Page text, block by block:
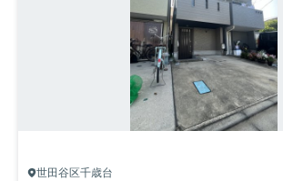
世田谷区千歳台